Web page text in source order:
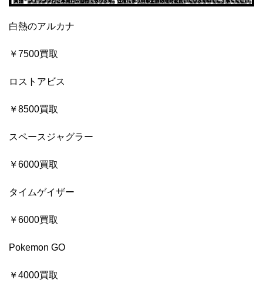
白熱のアルカナ
￥7500買取
ロストアビス
￥8500買取
スペースジャグラー
￥6000買取
タイムゲイザー
￥6000買取
Pokemon GO
￥4000買取